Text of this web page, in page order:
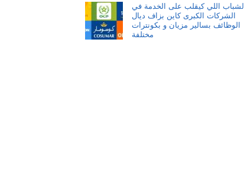
الشباب اللي كيقلب على الخدمة في
الشركات الكبرى كاين بزاف ديال
الوظائف بسالير مزيان و بكونترات
مختلفة